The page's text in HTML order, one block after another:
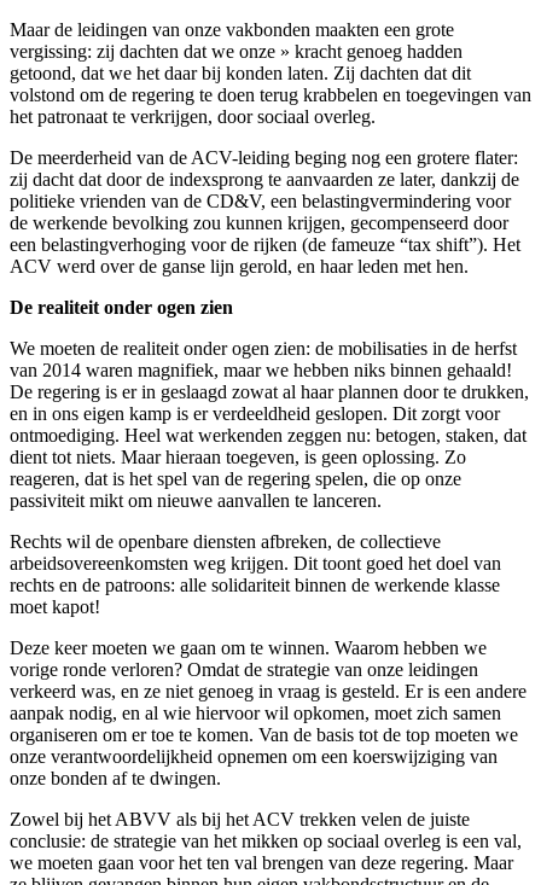
Maar de leidingen van onze vakbonden maakten een grote
vergissing: zij dachten dat we onze » kracht genoeg hadden
getoond, dat we het daar bij konden laten. Zij dachten dat dit
volstond om de regering te doen terug krabbelen en toegevingen van
het patronaat te verkrijgen, door sociaal overleg.
De meerderheid van de ACV-leiding beging nog een grotere flater:
zij dacht dat door de indexsprong te aanvaarden ze later, dankzij de
politieke vrienden van de CD&V, een belastingvermindering voor
de werkende bevolking zou kunnen krijgen, gecompenseerd door
een belastingverhoging voor de rijken (de fameuze “tax shift”). Het
ACV werd over de ganse lijn gerold, en haar leden met hen.
De realiteit onder ogen zien
We moeten de realiteit onder ogen zien: de mobilisaties in de herfst
van 2014 waren magnifiek, maar we hebben niks binnen gehaald!
De regering is er in geslaagd zowat al haar plannen door te drukken,
en in ons eigen kamp is er verdeeldheid geslopen. Dit zorgt voor
ontmoediging. Heel wat werkenden zeggen nu: betogen, staken, dat
dient tot niets. Maar hieraan toegeven, is geen oplossing. Zo
reageren, dat is het spel van de regering spelen, die op onze
passiviteit mikt om nieuwe aanvallen te lanceren.
Rechts wil de openbare diensten afbreken, de collectieve
arbeidsovereenkomsten weg krijgen. Dit toont goed het doel van
rechts en de patroons: alle solidariteit binnen de werkende klasse
moet kapot!
Deze keer moeten we gaan om te winnen. Waarom hebben we
vorige ronde verloren? Omdat de strategie van onze leidingen
verkeerd was, en ze niet genoeg in vraag is gesteld. Er is een andere
aanpak nodig, en al wie hiervoor wil opkomen, moet zich samen
organiseren om er toe te komen. Van de basis tot de top moeten we
onze verantwoordelijkheid opnemen om een koerswijziging van
onze bonden af te dwingen.
Zowel bij het ABVV als bij het ACV trekken velen de juiste
conclusie: de strategie van het mikken op sociaal overleg is een val,
we moeten gaan voor het ten val brengen van deze regering. Maar